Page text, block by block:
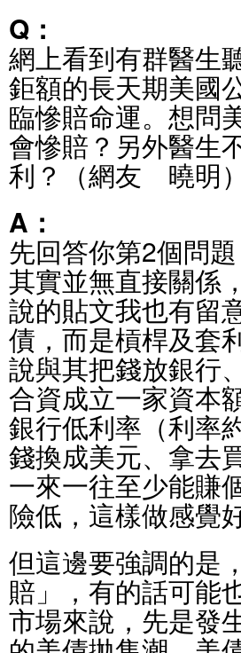
Q：
網上看到有群醫生
鉅額的長天期美國
臨慘賠命運。想問
會慘賠？另外醫生
利？（網友 曉明）
A：
先回答你第2個問
其實並無直接關係
說的貼文我也有留
債，而是槓桿及套
說與其把錢放銀行
合資成立一家資本
銀行低利率（利率
錢換成美元、拿去
一來一往至少能賺
險低，這樣做感覺
但這邊要強調的是
賠」，有的話可能
市場來說，先是發